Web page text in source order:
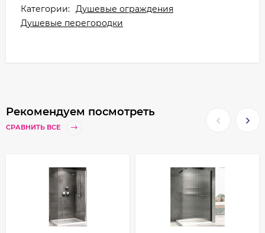
Категории: Душевые ограждения
Душевые перегородки
Рекомендуем посмотреть
СРАВНИТЬ ВСЕ